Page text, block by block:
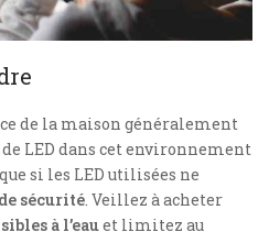
de la maison généralement
LED dans cet environnement
si les LED utilisées ne
sécurité. Veillez à acheter
à l’eauet limitez au